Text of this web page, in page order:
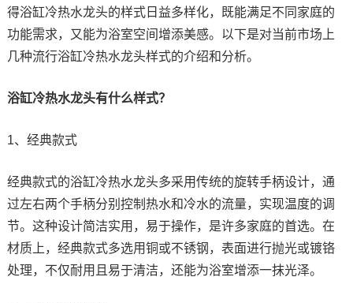
得浴缸冷热水龙头的样式日益多样化，既能满足不同家庭的
功能需求，又能为浴室空间增添美感。以下是对当前市场上
几种流行浴缸冷热水龙头样式的介绍和分析。
浴缸冷热水龙头有什么样式？
1、经典款式
经典款式的浴缸冷热水龙头多采用传统的旋转手柄设计，通
过左右两个手柄分别控制热水和冷水的流量，实现温度的调
节。这种设计简洁实用，易于操作，是许多家庭的首选。在
材质上，经典款式多选用铜或不锈钢，表面进行抛光或镀铬
处理，不仅耐用且易于清洁，还能为浴室增添一抹光泽。